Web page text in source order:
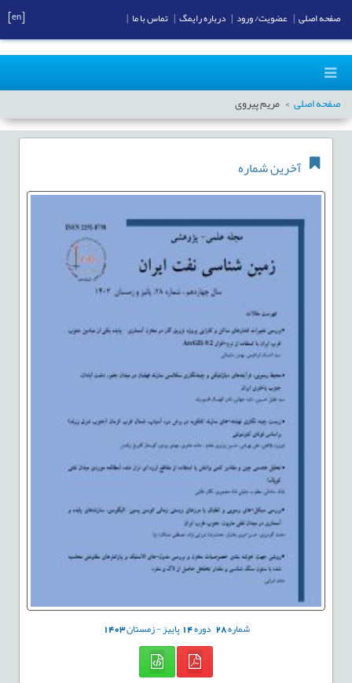
صفحه اصلی مریم پیروی
آخرین شماره
شماره28 دوره14پاییز - زمستان1403
صفحه اصلی عضویت/ ورود درباره رایمگ تماس با ما